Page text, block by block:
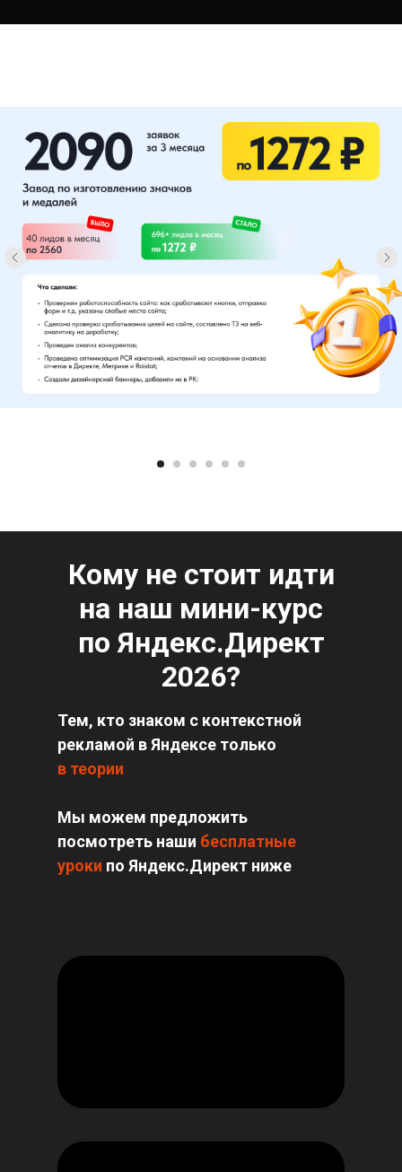
Кому не стоит идти
на наш мини-курс
по Яндекс.Директ
2026?
Тем, кто знаком с контекстной
рекламой в Яндексе только
в теории
Мы можем предложить
посмотреть наши бесплатные
уроки по Яндекс.Директ ниже
в записи
и Евгения1 месяцпосле покупки
интенсива ответят на Ваши вопросы